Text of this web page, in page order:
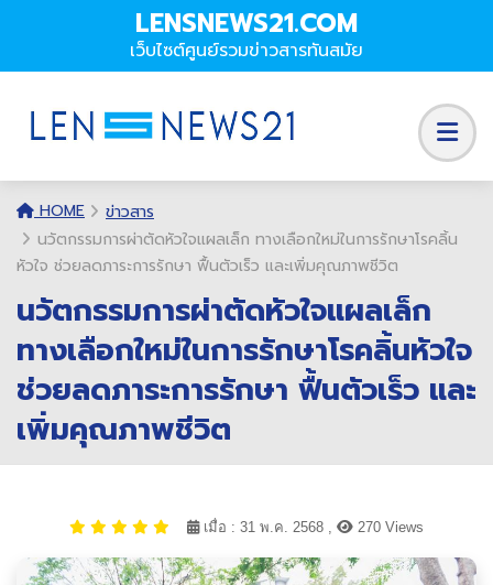
LENSNEWS21.COM
เว็บไซต์ศูนย์รวมข่าวสารทันสมัย
HOME
ข่าวสาร
นวัตกรรมการผ่าตัดหัวใจแผลเล็ก ทางเลือกใหม่ในการรักษาโรคลิ้น
หัวใจ ช่วยลดภาระการรักษา ฟื้นตัวเร็ว และเพิ่มคุณภาพชีวิต
นวัตกรรมการผ่าตัดหัวใจแผลเล็ก
ทางเลือกใหม่ในการรักษาโรคลิ้นหัวใจ
ช่วยลดภาระการรักษา ฟื้นตัวเร็ว และ
เพิ่มคุณภาพชีวิต
เมื่อ : 31 พ.ค. 2568 , 270 Views